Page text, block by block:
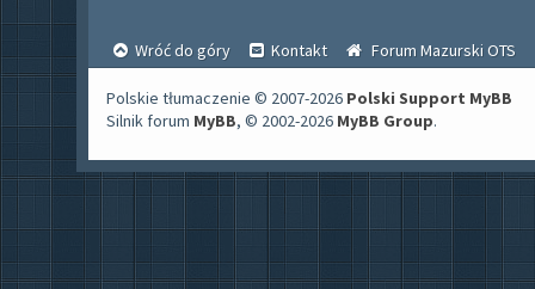
Wróć do góry Kontakt Forum Mazurski OTS
Polskie tłumaczenie © 2007-2026 Polski Support MyBB
Silnik forum MyBB, © 2002-2026 MyBB Group.